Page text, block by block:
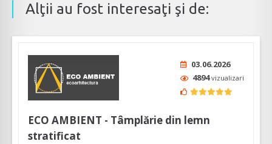
Alţii au fost interesaţi şi de:
03.06.2026
4894vizualizari
ECO AMBIENT - Tâmplărie din lemn
stratificat